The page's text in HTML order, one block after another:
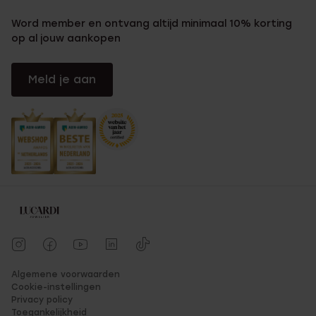
Word member en ontvang altijd minimaal 10% korting
op al jouw aankopen
Meld je aan
Algemene voorwaarden
Cookie-instellingen
Privacy policy
Toegankelijkheid